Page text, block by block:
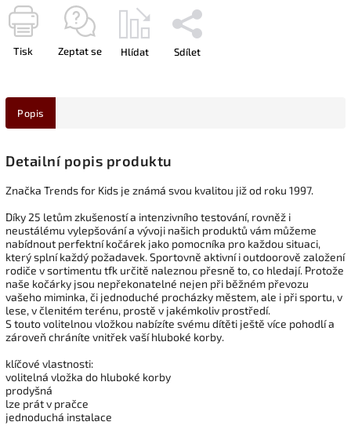
Tisk Zeptat se Hlídat Sdílet
Popis
Detailní popis produktu
Značka Trends for Kids je známá svou kvalitou již od roku 1997.
Díky 25 letům zkušeností a intenzivního testování, rovněž i
neustálému vylepšování a vývoji našich produktů vám můžeme
nabídnout perfektní kočárek jako pomocníka pro každou situaci,
který splní každý požadavek. Sportovně aktivní i outdoorově založení
rodiče v sortimentu tfk určitě naleznou přesně to, co hledají. Protože
naše kočárky jsou nepřekonatelné nejen při běžném převozu
vašeho miminka, či jednoduché procházky městem, ale i při sportu, v
lese, v členitém terénu, prostě v jakémkoliv prostředí.
S touto volitelnou vložkou nabízíte svému dítěti ještě více pohodlí a
zároveň chráníte vnitřek vaší hluboké korby.
klíčové vlastnosti:
volitelná vložka do hluboké korby
prodyšná
lze prát v pračce
jednoduchá instalace